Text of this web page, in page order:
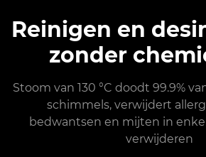
Reinigen en
zonder
Stoom van 130 °C doodt 99.9%
schimmels, verwijdert
bedwantsen en mijten in
verwijderen